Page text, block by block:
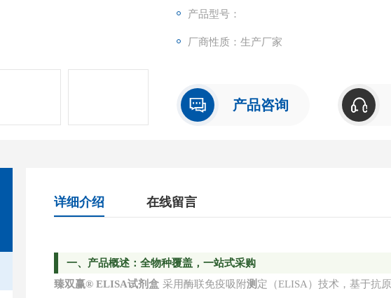
ES）呈正相关。
产品型号：
厂商性质：生产厂家
产品咨询
详细介绍 在线留言
一、产品概述：全物种覆盖，一站式采购
臻双赢® ELISA试剂盒 采用酶联免疫吸附测 定（ELISA）技术，基于抗